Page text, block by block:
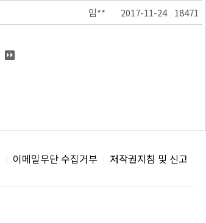
임** 2017-11-24 18471
이메일무단 수집거부 저작권지침 및 신고